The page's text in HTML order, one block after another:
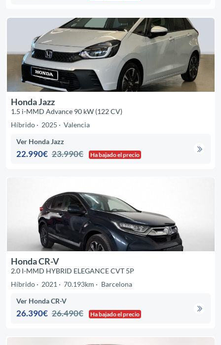
Honda Jazz
1.5 i-MMD Advance 90 kW (122 CV)
Híbrido
2025 Valencia
Ver Honda Jazz
22.990€ 23.990€ Ha bajado el precio
Honda CR-V
2.0 I-MMD HYBRID ELEGANCE CVT 5P
Híbrido
2021 70.193km Barcelona
Ver Honda CR-V
26.390€ 26.490€ Ha bajado el precio